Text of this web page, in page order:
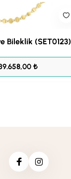
Bileklik (SET0123)
₺